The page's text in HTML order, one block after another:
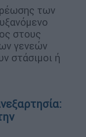
των
στους
γενεών
στάσιμοι ή